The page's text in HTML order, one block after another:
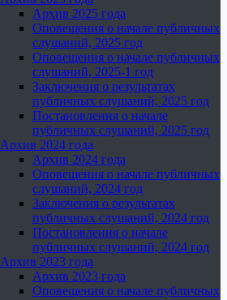
Архив 2025 года
Оповещения о начале публичных
слушаний, 2025 год
Оповещения о начале публичных
слушаний, 2025-1 год
Заключения о результатах
публичных слушаний, 2025 год
Постановления о начале
публичных слушаний, 2025 год
Архив 2024 года
Архив 2024 года
Оповещения о начале публичных
слушаний, 2024 год
Заключения о результатах
публичных слушаний, 2024 год
Постановления о начале
публичных слушаний, 2024 год
Архив 2023 года
Архив 2023 года
Оповещения о начале публичных